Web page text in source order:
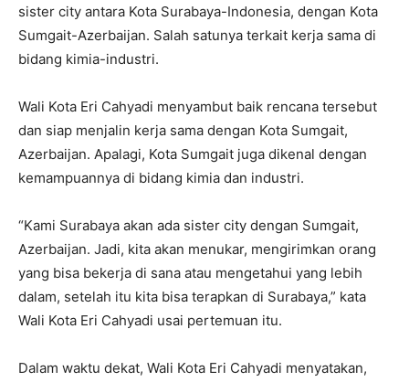
sister city antara Kota Surabaya-Indonesia, dengan Kota
Sumgait-Azerbaijan. Salah satunya terkait kerja sama di
bidang kimia-industri.
Wali Kota Eri Cahyadi menyambut baik rencana tersebut
dan siap menjalin kerja sama dengan Kota Sumgait,
Azerbaijan. Apalagi, Kota Sumgait juga dikenal dengan
kemampuannya di bidang kimia dan industri.
“Kami Surabaya akan ada sister city dengan Sumgait,
Azerbaijan. Jadi, kita akan menukar, mengirimkan orang
yang bisa bekerja di sana atau mengetahui yang lebih
dalam, setelah itu kita bisa terapkan di Surabaya,” kata
Wali Kota Eri Cahyadi usai pertemuan itu.
Dalam waktu dekat, Wali Kota Eri Cahyadi menyatakan,